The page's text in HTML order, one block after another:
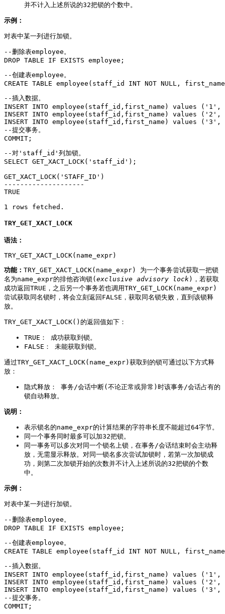
并不计入上述所说的32把锁的个数中。
示例：
对表中某一列进行加锁。
--删除表employee。
DROP TABLE IF EXISTS employee;
--创建表employee。
CREATE TABLE employee(staff_id INT NOT NULL, first_name
--插入数据。
INSERT INTO employee(staff_id,first_name) values
INSERT INTO employee(staff_id,first_name) values
INSERT INTO employee(staff_id,first_name) values
--提交事务。
COMMIT;
--对'staff_id'列加锁。
SELECT GET_XACT_LOCK('staff_id');
GET_XACT_LOCK('STAFF_ID')
--------------------
TRUE
1 rows fetched.
TRY_GET_XACT_LOCK
语法：
TRY_GET_XACT_LOCK(name_expr)
功能： TRY_GET_XACT_LOCK(name_expr) 为一个事务尝试获取一把锁
名为name_expr的排他咨询锁(exclusive advisory lock)，若获取
成功返回TRUE，之后另一个事务若也调用TRY_GET_LOCK(name_expr)
尝试获取同名锁时，将会立刻返回FALSE，获取同名锁失败，直到该锁释
放。
TRY_GET_XACT_LOCK()的返回值如下：
TRUE： 成功获取到锁。
FALSE： 未能获取到锁。
通过TRY_GET_XACT_LOCK(name_expr)获取到的锁可通过以下方式释
放：
隐式释放： 事务/会话中断(不论正常或异常)时该事务/会话占有的
锁自动释放。
说明：
表示锁名的name_expr的计算结果的字符串长度不能超过64字节。
同一个事务同时最多可以加32把锁。
同一事务可以多次对同一个锁名上锁，在事务/会话结束时会主动释
放，无需显示释放。对同一锁名多次尝试加锁时，若第一次加锁成
功，则第二次加锁开始的次数并不计入上述所说的32把锁的个数
中。
示例：
对表中某一列进行加锁。
--删除表employee。
DROP TABLE IF EXISTS employee;
--创建表employee。
CREATE TABLE employee(staff_id INT NOT NULL, first_name
--插入数据。
INSERT INTO employee(staff_id,first_name) values
INSERT INTO employee(staff_id,first_name) values
INSERT INTO employee(staff_id,first_name) values
--提交事务。
COMMIT;